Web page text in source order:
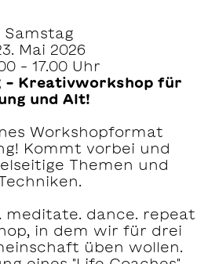
Samstag
Mai 2026
– 17.00 Uhr
– Kreativworkshop für
und Alt!
Workshopformat
Kommt vorbei und
Themen und
meditate. dance. repeat
in dem wir für drei
üben wollen.